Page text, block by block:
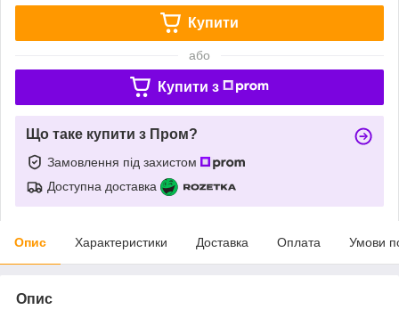
Купити
або
Купити з
Що таке купити з Пром?
Замовлення під захистом
Доступна доставка
Опис Характеристики Доставка Оплата Умови
Опис